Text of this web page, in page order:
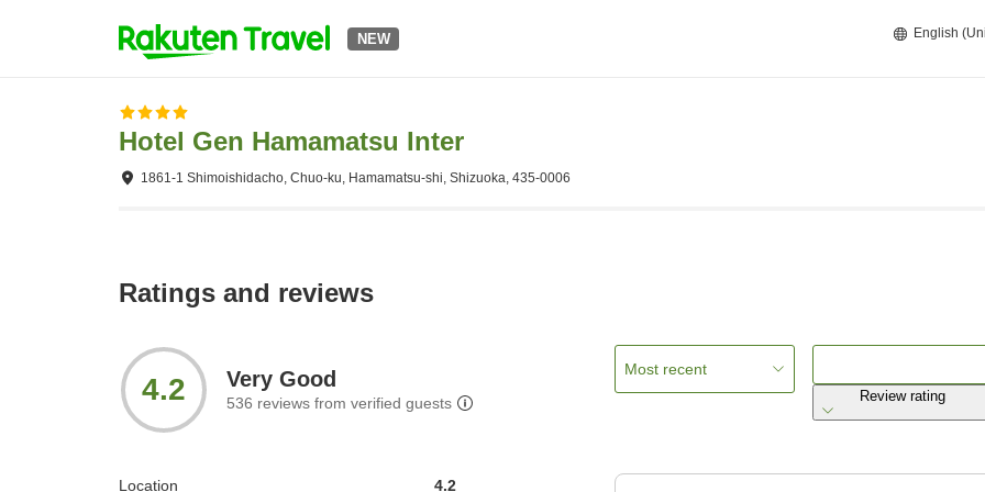
NEW English
Hotel Gen Hamamatsu Inter
1861-1 Shimoishidacho, Chuo-ku, Hamamatsu-shi, Shizuoka, 435-0006
Ratings and reviews
4.2 Very Good
536 reviews from verified guests
Location 4.2
Most recent
Review rating